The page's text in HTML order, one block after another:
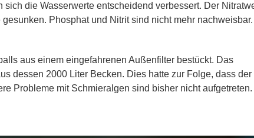
die Wasserwerte entscheidend verbessert. Der
Phosphat und Nitrit sind nicht mehr nachweisbar.
aus einem eingefahrenen Außenfilter bestückt. Das
dessen 2000 Liter Becken. Dies hatte zur Folge, dass der
Probleme mit Schmieralgen sind bisher nicht aufgetreten.